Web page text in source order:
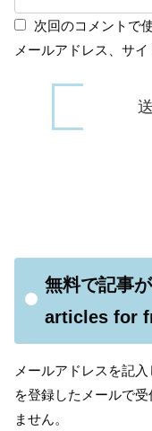
次回のコメントで
メールアドレス、サイ
無料で記事
articles for
メールアドレスを記
を登録したメールで
ません。